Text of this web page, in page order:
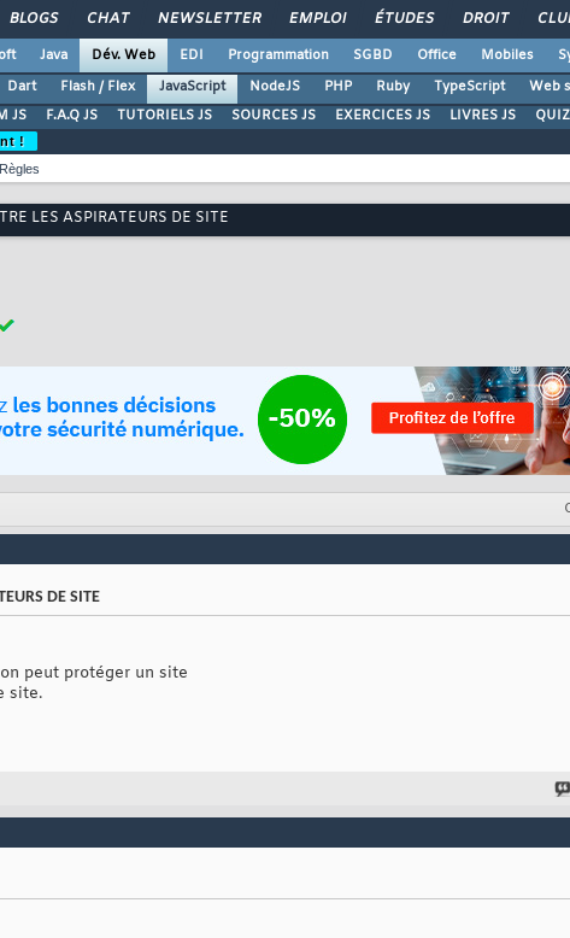
BLOGS CHAT NEWSLETTER EMPLOI ÉTUDES DROIT
Java Dév. Web EDI Programmation SGBD Office Mobiles
Dart Flash / Flex JavaScript NodeJS PHP Ruby TypeScript Web
JS F.A.Q JS TUTORIELS JS SOURCES JS EXERCICES JS LIVRES JS
!
Règles
LES ASPIRATEURS DE SITE
DE SITE
peut protéger un site
site.